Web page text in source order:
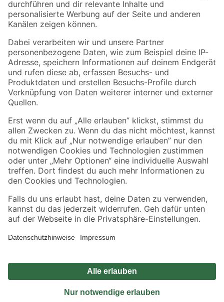
Folge uns
Zahlungsarten Versandarten
Sicher einkaufen
Jetzt die toom-App herunterladen
Alle Preisangaben in EUR inkl. gesetzl. MwSt.. Die dargestellten Angebote sind unter
Umständen nicht in allen Märkten verfügbar. Die angegebenen Verfügbarkeiten beziehen
Produkte nur solange der Vorrat reicht.
*Paketversand ab 59 € versandkostenfrei, gilt nicht für Artikel mit Speditionsversand, hier
Privatsphäre Impressum
Nutzungsbedingungen
Widerrufsrecht
Vertrag widerrufen